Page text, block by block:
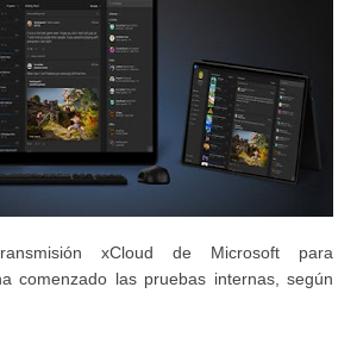
xCloud de Microsoft para
comenzado las pruebas internas, según